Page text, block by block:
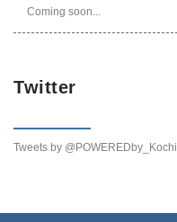
Coming soon...
Twitter
Tweets by @POWEREDby_Kochi